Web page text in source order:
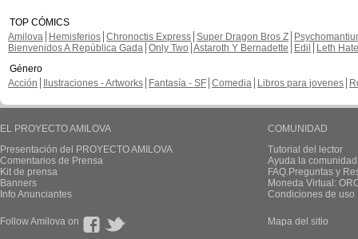
TOP CÓMICS
Amilova
Hemisferios Chronoctis Express Super Dragon Bros Z
Bienvenidos A República Gada Only Two Astaroth Y Bernadette Edil
Leth Hate
Género
Acción
Ilustraciones - Artworks Fantasía - SF Comedia Libros para jovenes
EL PROYECTO AMILOVA
Presentación del PROYECTO AMILOVA
Comentarios de Prensa
Kit de prensa
Banners
Info Anunciantes
COMUNIDAD
Tutorial del lector
Ayuda la
FAQ.Preguntas y
Moneda Virtual:
Condiciones de uso
Follow Amilova on Mapa del sitio